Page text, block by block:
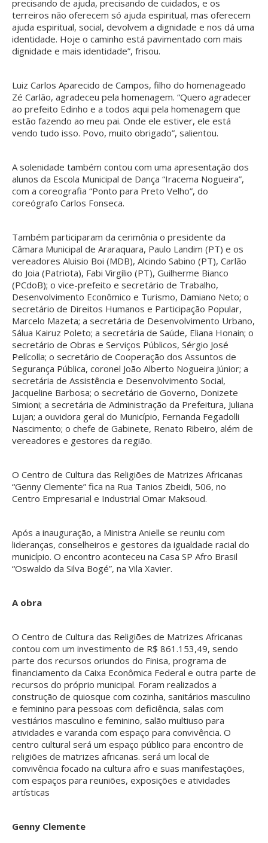
precisando de ajuda, precisando de cuidados, e os
terreiros não oferecem só ajuda espiritual, mas oferecem
ajuda espiritual, social, devolvem a dignidade e nos dá uma
identidade. Hoje o caminho está pavimentado com mais
dignidade e mais identidade”, frisou.
Luiz Carlos Aparecido de Campos, filho do homenageado
Zé Carlão, agradeceu pela homenagem. “Quero agradecer
ao prefeito Edinho e a todos aqui pela homenagem que
estão fazendo ao meu pai. Onde ele estiver, ele está
vendo tudo isso. Povo, muito obrigado”, salientou.
A solenidade também contou com uma apresentação dos
alunos da Escola Municipal de Dança “Iracema Nogueira”,
com a coreografia “Ponto para Preto Velho”, do
coreógrafo Carlos Fonseca.
Também participaram da cerimônia o presidente da
Câmara Municipal de Araraquara, Paulo Landim (PT) e os
vereadores Aluisio Boi (MDB), Alcindo Sabino (PT), Carlão
do Joia (Patriota), Fabi Virgílio (PT), Guilherme Bianco
(PCdoB); o vice-prefeito e secretário de Trabalho,
Desenvolvimento Econômico e Turismo, Damiano Neto; o
secretário de Direitos Humanos e Participação Popular,
Marcelo Mazeta; a secretária de Desenvolvimento Urbano,
Sálua Kairuz Poleto; a secretária de Saúde, Eliana Honain; o
secretário de Obras e Serviços Públicos, Sérgio José
Pelícolla; o secretário de Cooperação dos Assuntos de
Segurança Pública, coronel João Alberto Nogueira Júnior; a
secretária de Assistência e Desenvolvimento Social,
Jacqueline Barbosa; o secretário de Governo, Donizete
Simioni; a secretária de Administração da Prefeitura, Juliana
Lujan; a ouvidora geral do Município, Fernanda Fegadolli
Nascimento; o chefe de Gabinete, Renato Ribeiro, além de
vereadores e gestores da região.
O Centro de Cultura das Religiões de Matrizes Africanas
“Genny Clemente” fica na Rua Tanios Zbeidi, 506, no
Centro Empresarial e Industrial Omar Maksoud.
Após a inauguração, a Ministra Anielle se reuniu com
lideranças, conselheiros e gestores da igualdade racial do
município. O encontro aconteceu na Casa SP Afro Brasil
“Oswaldo da Silva Bogé”, na Vila Xavier.
A obra
O Centro de Cultura das Religiões de Matrizes Africanas
contou com um investimento de R$ 861.153,49, sendo
parte dos recursos oriundos do Finisa, programa de
financiamento da Caixa Econômica Federal e outra parte de
recursos do próprio municipal. Foram realizados a
construção de quiosque com cozinha, sanitários masculino
e feminino para pessoas com deficiência, salas com
vestiários masculino e feminino, salão multiuso para
atividades e varanda com espaço para convivência. O
centro cultural será um espaço público para encontro de
religiões de matrizes africanas. será um local de
convivência focado na cultura afro e suas manifestações,
com espaços para reuniões, exposições e atividades
artísticas
Genny Clemente